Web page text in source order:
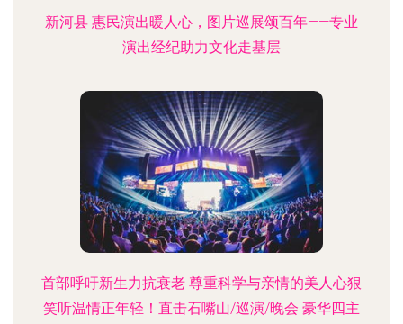
新河县 惠民演出暖人心，图片巡展颂百年——专业
演出经纪助力文化走基层
首部呼吁新生力抗衰老 尊重科学与亲情的美人心狠
笑听温情正年轻！直击石嘴山/巡演/晚会 豪华四主